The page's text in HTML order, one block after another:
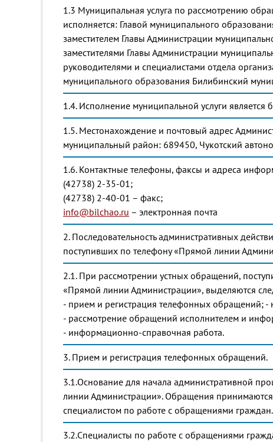
1.3 Муниципальная услуга по рассмотрению
исполняется: Главой муниципального
заместителем Главы Администрации
заместителями Главы Администрации
руководителями и специалистами отдела
муниципального образования Билибинский
1.4. Исполнение муниципальной услуги является
1.5. Местонахождение и почтовый адрес
муниципальный район: 689450, Чукотский
1.6. Контактные телефоны, факсы и адреса
(42738) 2-35-01;
(42738) 2-40-01 – факс;
info@bilchao.ru – электронная почта
2. Последовательность административных
поступивших по телефону «Прямой линии
2.1. При рассмотрении устных обращений,
«Прямой линии Администрации», выделяются
- прием и регистрация телефонных обращений;
- рассмотрение обращений исполнителем и
- информационно-справочная работа.
3. Прием и регистрация телефонных обращений.
3.1.Основание для начала административной
линии Администрации». Обращения
специалистом по работе с обращениями граждан.
3.2.Специалисты по работе с обращениями